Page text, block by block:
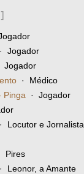
· Jogador
Jogador
· Médico
Pinga · Jogador
· Locutor e Jornalista
Pires
· Leonor, a Amante